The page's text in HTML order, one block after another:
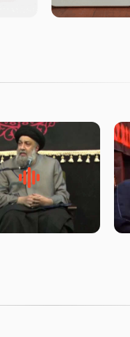
لقب حضرت رقیه سلام
به چه معناست – حجت